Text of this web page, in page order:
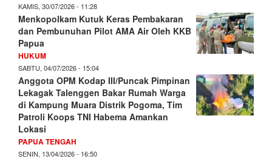
KAMIS, 30/07/2026 - 11:28
Menkopolkam Kutuk Keras Pembakaran
dan Pembunuhan Pilot AMA Air Oleh KKB
Papua
HUKUM
SABTU, 04/07/2026 - 15:04
Anggota OPM Kodap III/Puncak Pimpinan
Lekagak Talenggen Bakar Rumah Warga
di Kampung Muara Distrik Pogoma, Tim
Patroli Koops TNI Habema Amankan
Lokasi
PAPUA TENGAH
SENIN, 13/04/2026 - 16:50